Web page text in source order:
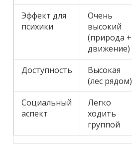
Эффект для
психики
Очень
высокий
(природа +
движение)
Доступность
Высокая
(лес рядом)
Социальный
аспект
Легко
ходить
группой